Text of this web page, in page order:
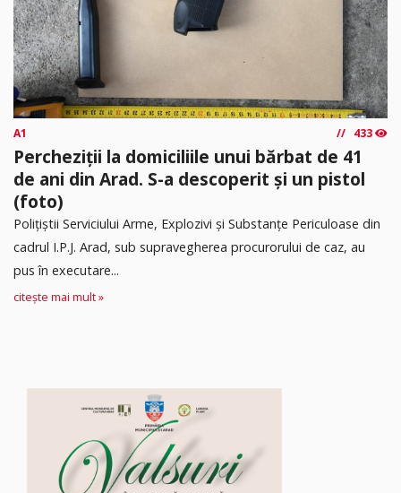
A1 433
Percheziții la domiciliile unui bărbat de 41
de ani din Arad. S-a descoperit și un pistol
(foto)
Polițiștii Serviciului Arme, Explozivi și Substanțe Periculoase din
cadrul I.P.J. Arad, sub supravegherea procurorului de caz, au
pus în executare...
citește mai mult »